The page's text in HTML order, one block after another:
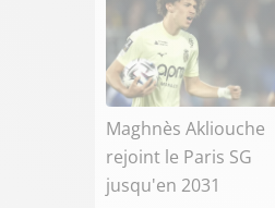
Maghnès Akliouche
rejoint le Paris SG
jusqu'en 2031